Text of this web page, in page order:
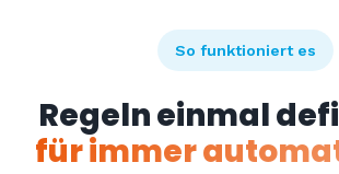
So funktioniert es
Regeln einmal
für immer